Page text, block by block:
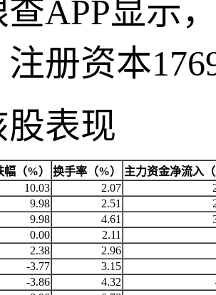
APP显示
注册资本
表现
（%） 换手率（%）
主力资金净流入
10.03 2.07
9.98 2.51
9.98 4.61
0.00
2.11
2.38
2.96
-3.77
3.15
-3.86 4.32